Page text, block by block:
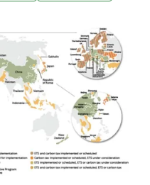
們於是開始重視生態中
為生態系統服務（Eco
以廣泛受到重視的濕地
者透過可觀察到的環境
補給量與排放量、營養
水中生態多樣性、或是
由於價值的判斷極為主
價值並不容易。近20年
值的本質（The Value of